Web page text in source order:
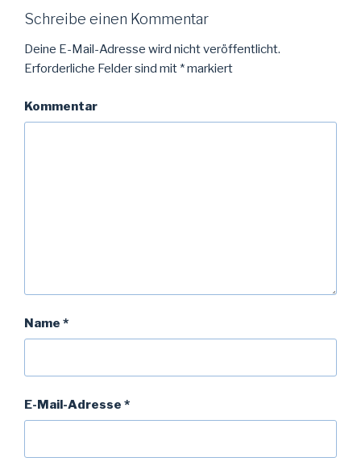
Schreibe einen Kommentar
Deine E-Mail-Adresse wird nicht veröffentlicht.
Erforderliche Felder sind mit *markiert
Kommentar
Name *
E-Mail-Adresse *